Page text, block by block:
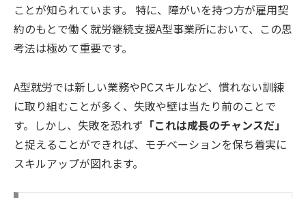
ことが知られています。 特に、障がいを持つ方が雇用契
約のもとで働く就労継続支援A型事業所において、この思
考法は極めて重要です。
A型就労では新しい業務やPCスキルなど、慣れない訓練
に取り組むことが多く、失敗や壁は当たり前のことで
す。しかし、失敗を恐れず 「これは成長のチャンスだ」
と捉えることができれば、モチベーションを保ち着実に
スキルアップが図れます。